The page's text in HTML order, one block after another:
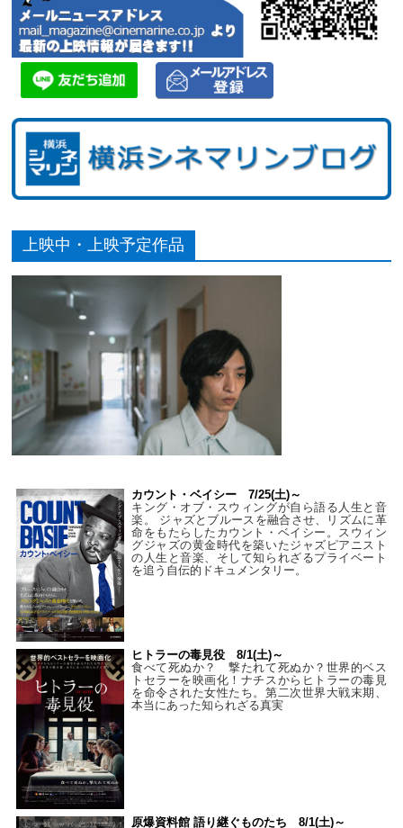
上映中・上映予定作品
カウント・ベイシー 7/25(土)～
キング・オブ・スウィングが自ら語る人生と音
楽。 ジャズとブルースを融合させ、リズムに革
命をもたらしたカウント・ベイシー。スウィン
グジャズの黄金時代を築いたジャズピアニスト
の人生と音楽、そして知られざるプライベート
を追う自伝的ドキュメンタリー。
ヒトラーの毒見役 8/1(土)～
食べて死ぬか？ 撃たれて死ぬか？世界的ベス
トセラーを映画化！ナチスからヒトラーの毒見
を命令された女性たち。第二次世界大戦末期、
本当にあった知られざる真実
原爆資料館 語り継ぐものたち 8/1(土)～